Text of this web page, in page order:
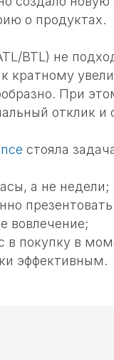
о продуктах.
BTL) не
кратному
При
отклик и
стояла
а не недели;
вовлечение;
в покупку в
эффективным.